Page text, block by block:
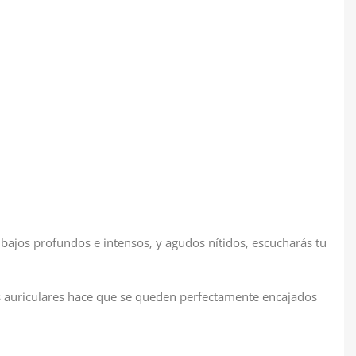
profundos e intensos, y agudos nítidos, escucharás tu
hace que se queden perfectamente encajados